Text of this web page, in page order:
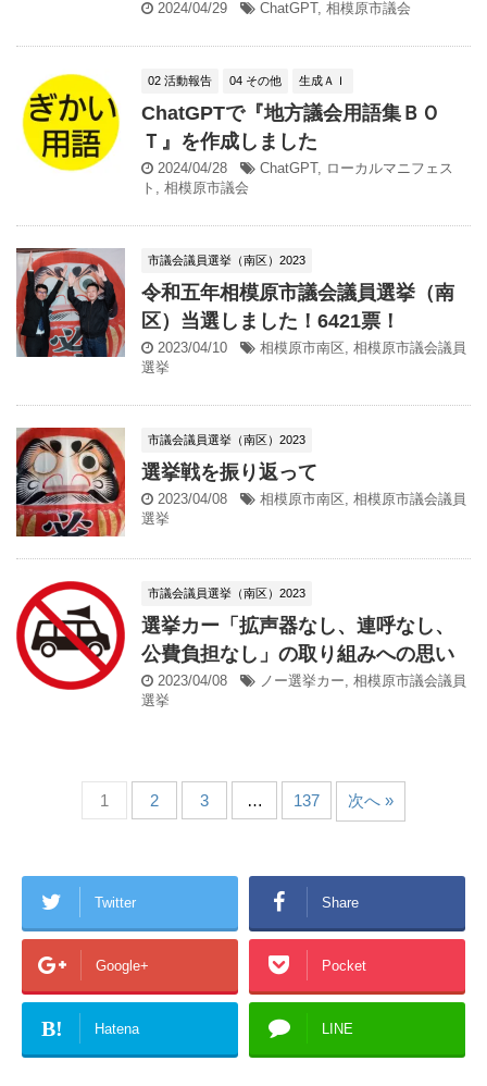
2024/04/29 ChatGPT, 相模原市議会
02 活動報告 04 その他 生成ＡＩ
ChatGPTで『地方議会用語集ＢＯ
Ｔ』を作成しました
2024/04/28 ChatGPT, ローカルマニフェス
ト , 相模原市議会
市議会議員選挙（南区）2023
令和五年相模原市議会議員選挙（南
区）当選しました！6421票！
2023/04/10 相模原市南区, 相模原市議会議員
選挙
市議会議員選挙（南区）2023
選挙戦を振り返って
2023/04/08 相模原市南区, 相模原市議会議員
選挙
市議会議員選挙（南区）2023
選挙カー「拡声器なし、連呼なし、
公費負担なし」の取り組みへの思い
2023/04/08 ノー選挙カー, 相模原市議会議員
選挙
1 2 3 … 137 次へ »
Twitter Share
Google+ Pocket
B! Hatena LINE